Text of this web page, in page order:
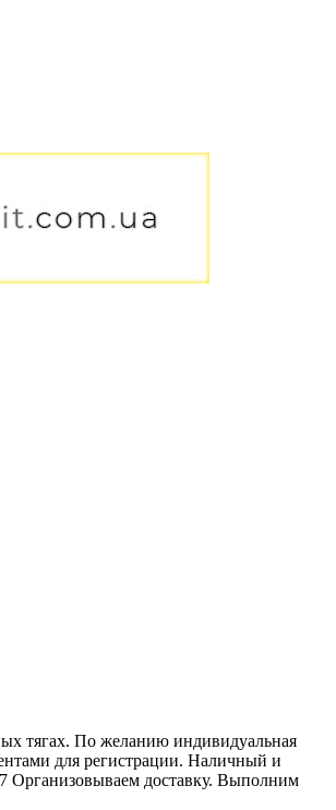
тягах. По желанию индивидуальная
для регистрации. Наличный и
Организовываем доставку. Выполним